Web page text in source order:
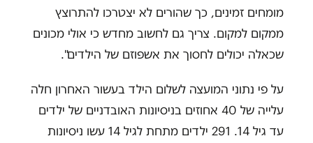
מומחים זמינים, כך שהורים לא יצטרכו להתרוצץ
ממקום למקום. צריך גם לחשוב מחדש כי אולי מכונים
שכאלה יכולים לחסוך את אשפוזם של הילדים".
על פי נתוני המועצה לשלום הילד בעשור האחרון חלה
עלייה של 40 אחוזים בניסיונות האובדניים של ילדים
עד גיל 14. 291 ילדים מתחת לגיל 14 עשו ניסיונות